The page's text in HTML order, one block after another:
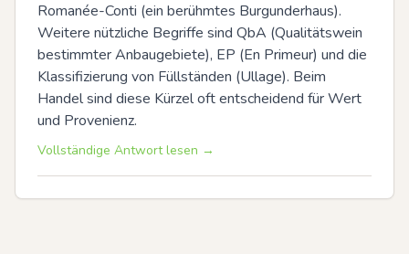
Romanée-Conti (ein berühmtes Burgunderhaus).
Weitere nützliche Begriffe sind QbA (Qualitätswein
bestimmter Anbaugebiete), EP (En Primeur) und die
Klassifizierung von Füllständen (Ullage). Beim
Handel sind diese Kürzel oft entscheidend für Wert
und Provenienz.
Vollständige Antwort lesen →